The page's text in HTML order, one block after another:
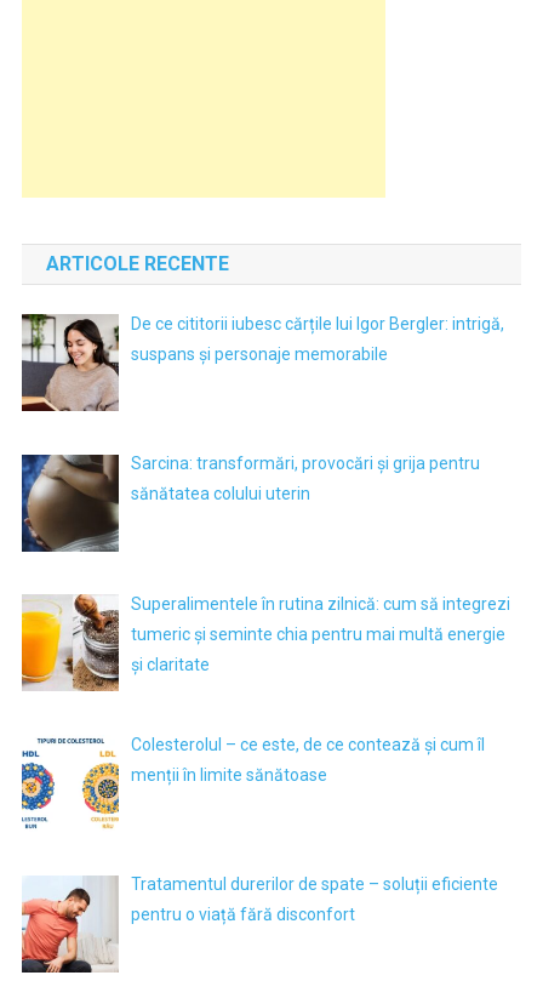
ARTICOLE RECENTE
De ce cititorii iubesc cărțile lui Igor Bergler: intrigă,
suspans și personaje memorabile
Sarcina: transformări, provocări și grija pentru
sănătatea colului uterin
Superalimentele în rutina zilnică: cum să integrezi
tumeric și seminte chia pentru mai multă energie
și claritate
Colesterolul – ce este, de ce contează și cum îl
menții în limite sănătoase
Tratamentul durerilor de spate – soluții eficiente
pentru o viață fără disconfort